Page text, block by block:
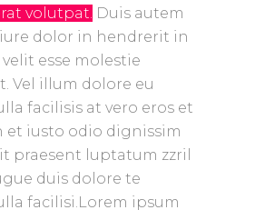
volutpat. Duis autem
dolor in hendrerit in
esse molestie
Vel illum dolore eu
facilisis at vero eros et
et iusto odio dignissim
praesent luptatum zzril
duis dolore te
facilisi.Lorem ipsum